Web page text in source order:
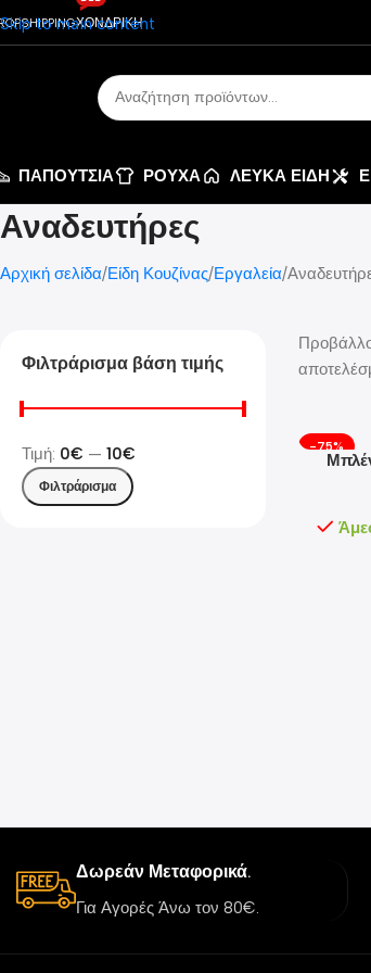
Skip to main content
ΧΟΝΔΡΙΚΗ
ΠΑΠΟΥΤΣΙΑ ΡΟΥΧΑ ΛΕΥΚΑ ΕΙΔΗ
Αναδευτήρες
Αρχική σελίδα Είδη Κουζίνας Εργαλεία
Φιλτράρισμα βάση τιμής
Φιλτράρισμα
Τιμή: 0€ — 10€ -75%
Δωρεάν Μεταφορικά.
Για Αγορές Άνω τον 80€.